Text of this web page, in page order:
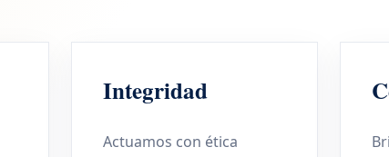
Integridad
Actuamos con ética